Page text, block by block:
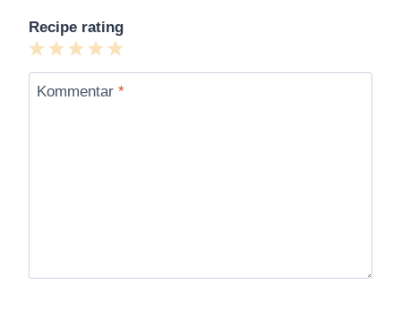
Recipe rating
5
Stars
4
Stars
3
Stars
2
Stars
1
Star
Kommentar *